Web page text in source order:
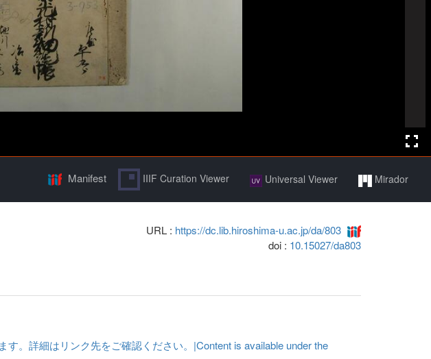
Manifest IIIF Curation Viewer Universal Viewer Mirador
URL : https://dc.lib.hiroshima-u.ac.jp/da/803
doi : 10.15027/da803
。詳細はリンク先をご確認ください。|Content is available under the